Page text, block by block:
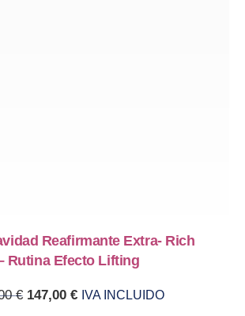
Reafirmante Extra- Rich
Rutina Efecto Lifting
€ Original price was: 210,00 €.
147,00 €Current price is: 147,00 €.
IVA INCLUIDO